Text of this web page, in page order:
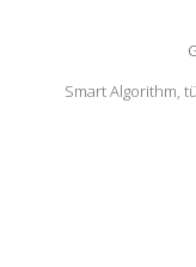
Smart Algorithm,